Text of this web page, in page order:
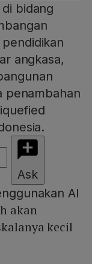
bidang
angkasa,
penambahan
Ask
AI
akan
kecil